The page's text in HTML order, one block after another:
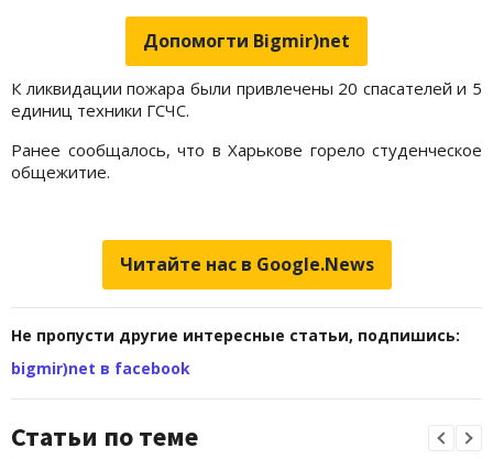
Допомогти Bigmir)net
К ликвидации пожара были привлечены 20 спасателей и 5
единиц техники ГСЧС.
Ранее сообщалось, что в Харькове горело студенческое
общежитие.
Читайте нас в Google.News
Не пропусти другие интересные статьи, подпишись:
bigmir)net в facebook
Статьи по теме